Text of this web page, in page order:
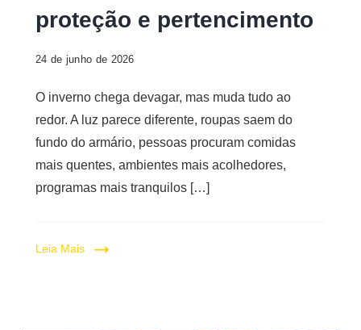
proteção e pertencimento
24 de junho de 2026
O inverno chega devagar, mas muda tudo ao
redor. A luz parece diferente, roupas saem do
fundo do armário, pessoas procuram comidas
mais quentes, ambientes mais acolhedores,
programas mais tranquilos […]
Leia Mais